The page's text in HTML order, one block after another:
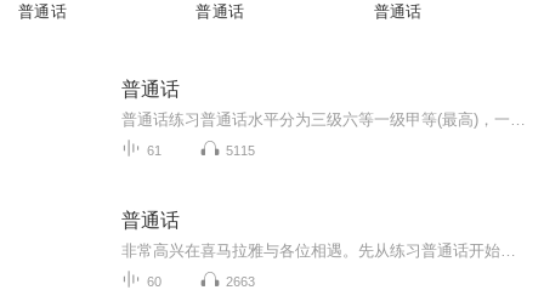
普通话 普通话 普通话
普通话
61 5115
普通话
60 2663